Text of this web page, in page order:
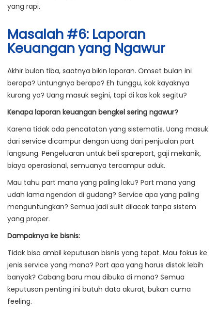
yang rapi.
Masalah #6: Laporan
Keuangan yang Ngawur
Akhir bulan tiba, saatnya bikin laporan. Omset bulan ini
berapa? Untungnya berapa? Eh tunggu, kok kayaknya
kurang ya? Uang masuk segini, tapi di kas kok segitu?
Kenapa laporan keuangan bengkel sering ngawur?
Karena tidak ada pencatatan yang sistematis. Uang masuk
dari service dicampur dengan uang dari penjualan part
langsung. Pengeluaran untuk beli sparepart, gaji mekanik,
biaya operasional, semuanya tercampur aduk.
Mau tahu part mana yang paling laku? Part mana yang
udah lama ngendon di gudang? Service apa yang paling
menguntungkan? Semua jadi sulit dilacak tanpa sistem
yang proper.
Dampaknya ke bisnis:
Tidak bisa ambil keputusan bisnis yang tepat. Mau fokus ke
jenis service yang mana? Part apa yang harus distok lebih
banyak? Cabang baru mau dibuka di mana? Semua
keputusan penting ini butuh data akurat, bukan cuma
feeling.